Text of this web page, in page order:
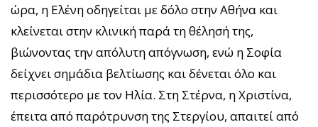
ώρα, η Ελένη οδηγείται με δόλο στην Αθήνα και
κλείνεται στην κλινική παρά τη θέλησή της,
βιώνοντας την απόλυτη απόγνωση, ενώ η Σοφία
δείχνει σημάδια βελτίωσης και δένεται όλο και
περισσότερο με τον Ηλία. Στη Στέρνα, η Χριστίνα,
έπειτα από παρότρυνση της Στεργίου, απαιτεί από